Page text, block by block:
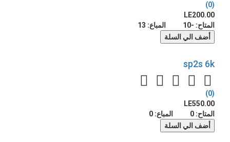
(0)
LE200.00
المتاح: -10 المباع: 13
أضف الي السلة
sp2s 6k
(0)
LE550.00
المتاح: 0 المباع: 0
أضف الي السلة